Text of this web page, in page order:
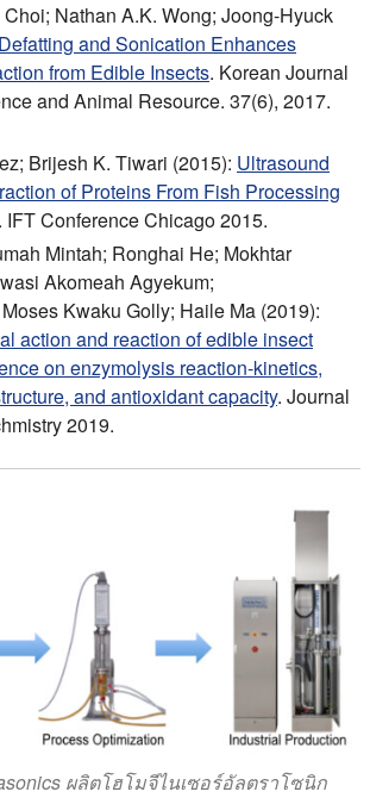
Nathan A.K. Wong; Joong-Hyuck
Defatting and Sonication Enhances
from Edible Insects. Korean Journal
and Animal Resource. 37(6), 2017.
Brijesh K. Tiwari (2015): Ultrasound
of Proteins From Fish Processing
. IFT Conference Chicago 2015.
Mintah; Ronghai He; Mokhtar
Akomeah Agyekum;
Kwaku Golly; Haile Ma (2019):
action and reaction of edible insect
on enzymolysis reaction‐kinetics,
and antioxidant capacity. Journal
2019.
ผลิตโฮโมจีไนเซอร์อัลตราโซนิก